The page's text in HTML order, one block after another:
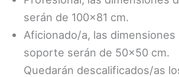
serán de 100×81 cm.
Aficionado/a, las dimensiones
soporte serán de 50×50 cm.
Quedarán descalificados/as